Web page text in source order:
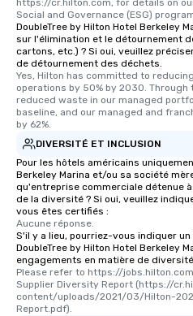
https://cr.hilton.com, for details on
Social and Governance (ESG)
DoubleTree by Hilton Hotel Berkeley
sur l'élimination et le détournement
cartons, etc.) ? Si oui, veuillez
de détournement des déchets.
Yes, Hilton has committed to
operations by 50% by 2030.
reduced waste in our managed
baseline, and our managed and
by 62%.
DIVERSITÉ ET INCLUSION
Pour les hôtels américains
Berkeley Marina et/ou sa société
qu'entreprise commerciale détenue
de la diversité ? Si oui, veuillez
vous êtes certifiés :
Aucune réponse.
S'il y a lieu, pourriez-vous indiquer
DoubleTree by Hilton Hotel Berkeley
engagements en matière de
Please refer to https://
Supplier Diversity Report (https://
content/uploads/2021/03/Hilton-
Report.pdf).